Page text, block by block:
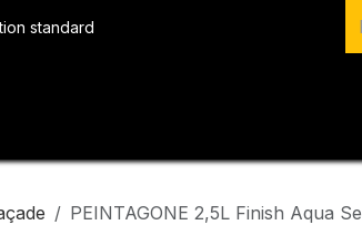
standard
PEINTAGONE 2,5L Finish Aqua